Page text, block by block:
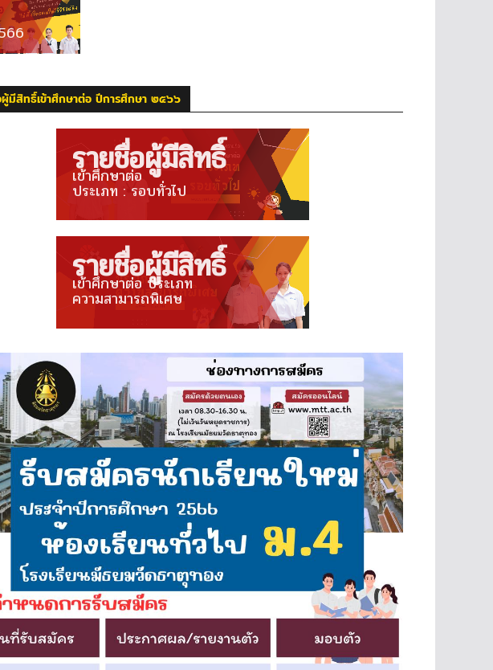
ผู้มีสิทธิ์เข้าศึกษาต่อ ปีการศึกษา ๒๕๖๖
รายชื่อผู้มีสิทธิ์
เข้าศึกษาต่อ
ประเภท : รอบทั่วไป
รายชื่อผู้มีสิทธิ์
เข้าศึกษาต่อ ประเภท
ความสามารถพิเศษ